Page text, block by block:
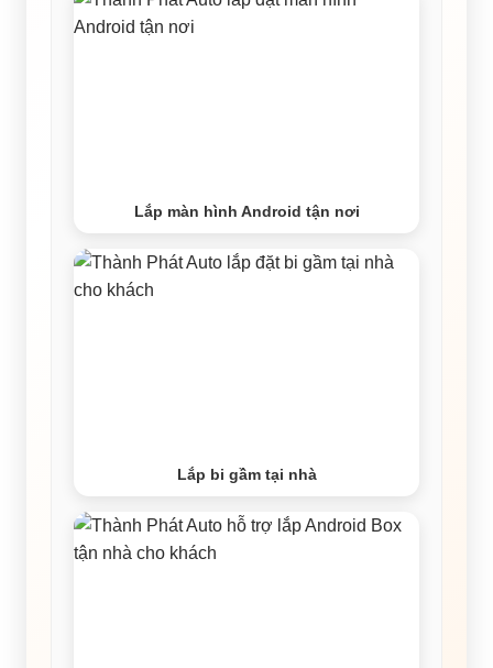
Lắp màn hình Android tận nơi
Lắp bi gầm tại nhà